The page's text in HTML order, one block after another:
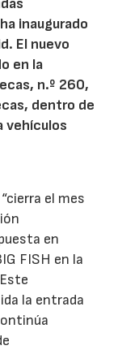
inaugurado
El nuevo
en la
n.º 260,
dentro de
vehículos
el mes
en
FISH en la
la entrada